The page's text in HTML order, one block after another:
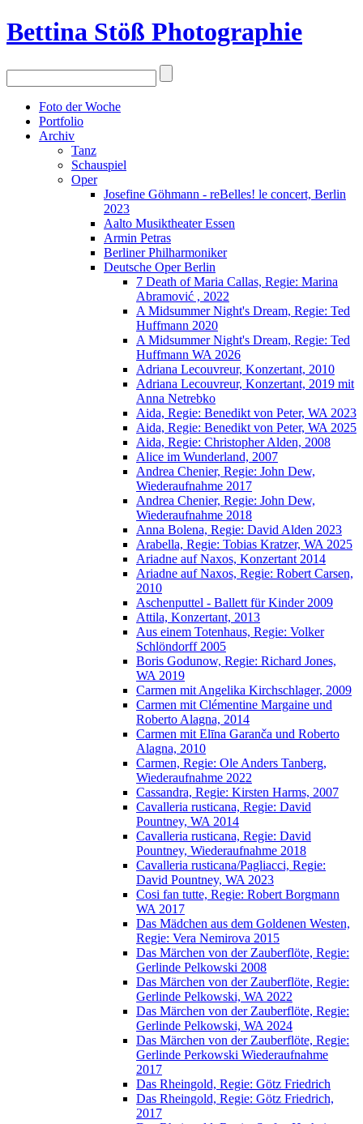
Bettina Stöß Photographie
Foto der Woche
Portfolio
Archiv
Tanz
Schauspiel
Oper
Josefine Göhmann - reBelles! le concert, Berlin
2023
Aalto Musiktheater Essen
Armin Petras
Berliner Philharmoniker
Deutsche Oper Berlin
7 Death of Maria Callas, Regie: Marina
Abramović , 2022
A Midsummer Night's Dream, Regie: Ted
Huffmann 2020
A Midsummer Night's Dream, Regie: Ted
Huffmann WA 2026
Adriana Lecouvreur, Konzertant, 2010
Adriana Lecouvreur, Konzertant, 2019 mit
Anna Netrebko
Aida, Regie: Benedikt von Peter, WA 2023
Aida, Regie: Benedikt von Peter, WA 2025
Aida, Regie: Christopher Alden, 2008
Alice im Wunderland, 2007
Andrea Chenier, Regie: John Dew,
Wiederaufnahme 2017
Andrea Chenier, Regie: John Dew,
Wiederaufnahme 2018
Anna Bolena, Regie: David Alden 2023
Arabella, Regie: Tobias Kratzer, WA 2025
Ariadne auf Naxos, Konzertant 2014
Ariadne auf Naxos, Regie: Robert Carsen,
2010
Aschenputtel - Ballett für Kinder 2009
Attila, Konzertant, 2013
Aus einem Totenhaus, Regie: Volker
Schlöndorff 2005
Boris Godunow, Regie: Richard Jones,
WA 2019
Carmen mit Angelika Kirchschlager, 2009
Carmen mit Clémentine Margaine und
Roberto Alagna, 2014
Carmen mit Elīna Garanča und Roberto
Alagna, 2010
Carmen, Regie: Ole Anders Tanberg,
Wiederaufnahme 2022
Cassandra, Regie: Kirsten Harms, 2007
Cavalleria rusticana, Regie: David
Pountney, WA 2014
Cavalleria rusticana, Regie: David
Pountney, Wiederaufnahme 2018
Cavalleria rusticana/Pagliacci, Regie:
David Pountney, WA 2023
Cosi fan tutte, Regie: Robert Borgmann
WA 2017
Das Mädchen aus dem Goldenen Westen,
Regie: Vera Nemirova 2015
Das Märchen von der Zauberflöte, Regie:
Gerlinde Pelkowski 2008
Das Märchen von der Zauberflöte, Regie:
Gerlinde Pelkowski, WA 2022
Das Märchen von der Zauberflöte, Regie:
Gerlinde Pelkowski, WA 2024
Das Märchen von der Zauberflöte, Regie:
Gerlinde Perkowski Wiederaufnahme
2017
Das Rheingold, Regie: Götz Friedrich
Das Rheingold, Regie: Götz Friedrich,
2017